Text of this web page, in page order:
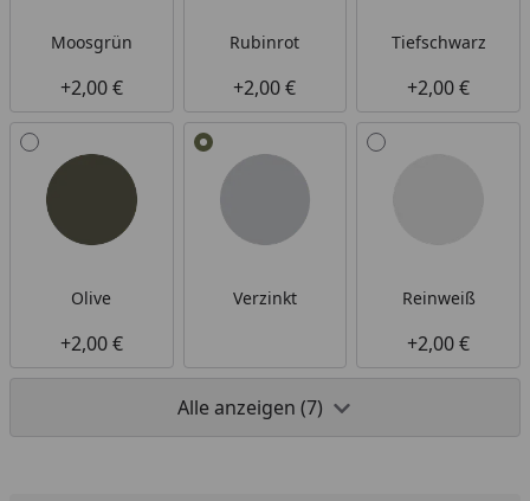
Moosgrün
+2,00 €
Rubinrot
+2,00 €
Tiefschwarz
+2,00 €
Olive
+2,00 €
Verzinkt Reinweiß
+2,00 €
Alle anzeigen (7)